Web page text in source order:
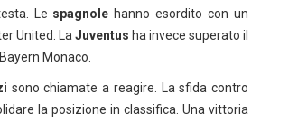
Le spagnole hanno esordito con un
United. La Juventus ha invece superato il
Monaco.
sono chiamate a reagire. La sfida contro
la posizione in classifica. Una vittoria